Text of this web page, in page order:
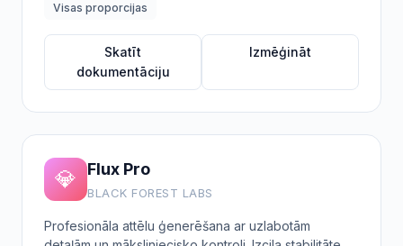
Visas proporcijas
Skatīt
dokumentāciju
Izmēģināt
💎 Flux Pro
BLACK FOREST LABS
Profesionāla attēlu ģenerēšana ar uzlabotām